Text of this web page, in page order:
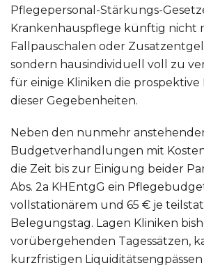
Pflegepersonal-Stärkungs-
Krankenhauspflege künftig nicht
Fallpauschalen oder
sondern hausindividuell voll zu
für einige Kliniken die
dieser Gegebenheiten.
Neben den nunmehr
Budgetverhandlungen mit
die Zeit bis zur Einigung beider
Abs. 2a KHEntgG ein
vollstationärem und 65 € je
Belegungstag. Lagen Kliniken
vorübergehenden Tagessätzen,
kurzfristigen